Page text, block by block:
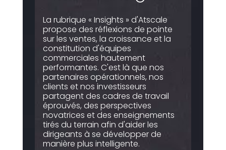
La rubrique « Insights » d'Atscale
propose des réflexions de pointe
sur les ventes, la croissance et la
constitution d'équipes
commerciales hautement
performantes. C'est là que nos
partenaires opérationnels, nos
clients et nos investisseurs
partagent des cadres de travail
éprouvés, des perspectives
novatrices et des enseignements
tirés du terrain afin d'aider les
dirigeants à se développer de
manière plus intelligente.